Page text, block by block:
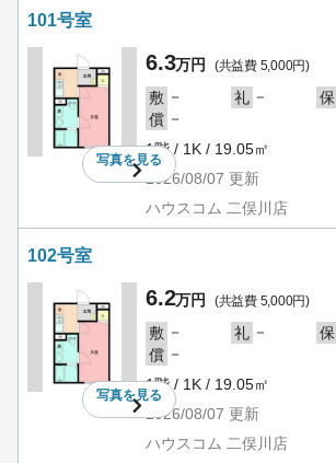
101号室
写真を見る
6.3万円 (共益費 5,000円)
敷 － 礼 － 保
償 －
1階 / 1K / 19.05㎡
2026/08/07 更新
ハウスコム 二俣川店
102号室
写真を見る
6.2万円 (共益費 5,000円)
敷 － 礼 － 保
償 －
1階 / 1K / 19.05㎡
2026/08/07 更新
ハウスコム 二俣川店